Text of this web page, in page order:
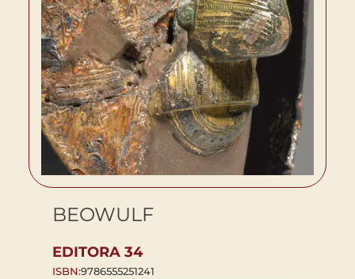
BEOWULF
EDITORA 34
ISBN:9786555251241